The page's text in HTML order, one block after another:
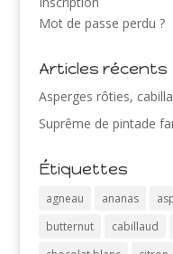
Mot de passe perdu ?
Articles récents
Asperges rôties,
Suprême de pintade
Étiquettes
agneau ananas
butternut
cabillaud